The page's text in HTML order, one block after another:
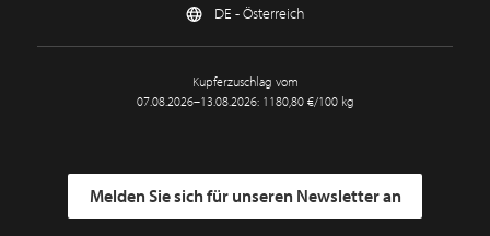
DE - Österreich
Kupferzuschlag vom
07.08.2026–13.08.2026: 1180,80 €/100 kg
Melden Sie sich für unseren Newsletter an